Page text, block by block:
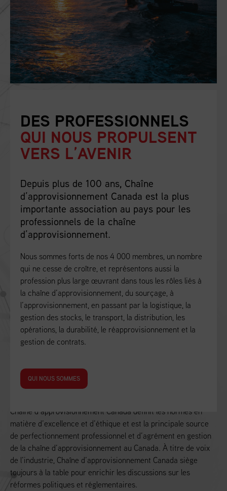
Alimenter la croissance économique du Canada
Chaîne d’approvisionnement Canada définit les normes en
matière d’excellence et d’éthique et est la principale source
de perfectionnement professionnel et d’agrément en gestion
de la chaîne d’approvisionnement au Canada. À titre de voix
de l’industrie, Chaîne d’approvisionnement Canada siège
toujours à la table pour enrichir les discussions sur les
réformes politiques et réglementaires.
DES PROFESSIONNELS
QUI NOUS PROPULSENT
VERS L’AVENIR
Depuis plus de 100 ans, Chaîne
d’approvisionnement Canada est la plus
importante association au pays pour les
professionnels de la chaîne
d’approvisionnement.
Nous sommes forts de nos 4 000 membres, un nombre
qui ne cesse de croître, et représentons aussi la
profession plus large œuvrant dans tous les rôles liés à
la chaîne d’approvisionnement, du sourçage, à
l’approvisionnement, en passant par la logistique, la
gestion des stocks, le transport, la distribution, les
opérations, la durabilité, le réapprovisionnement et la
gestion de contrats.
QUI NOUS SOMMES